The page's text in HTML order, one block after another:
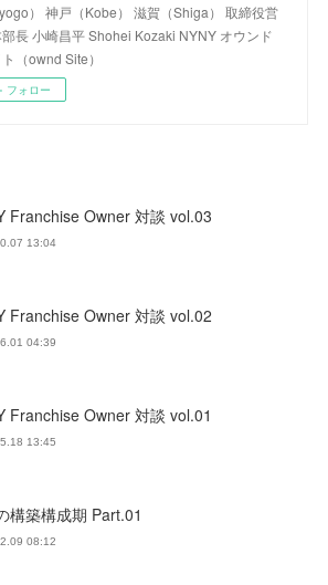
） 神戸（Kobe） 滋賀（Shiga） 取締役営
長 小崎昌平 Shohei Kozaki NYNY オウンド
（ownd Site）
フォロー
Franchise Owner 対談 vol.03
13:04
Franchise Owner 対談 vol.02
04:39
Franchise Owner 対談 vol.01
13:45
構築構成期 Part.01
08:12